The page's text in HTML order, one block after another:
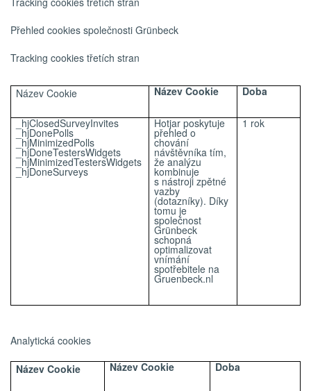
Přehled cookies společnosti Grünbeck
Tracking cookies třetích stran
Název Cookie Název Cookie Doba
_hjClosedSurveyInvites
_hjDonePolls
_hjMinimizedPolls
_hjDoneTestersWidgets
_hjMinimizedTestersWidgets
_hjDoneSurveys
Hotjar poskytuje
přehled o
chování
návštěvníka tím,
že analýzu
kombinuje
s nástroji zpětné
vazby
(dotazníky). Díky
tomu je
společnost
Grünbeck
schopná
optimalizovat
vnímání
spotřebitele na
Gruenbeck.nl
1 rok
Analytická cookies
Název Cookie Název Cookie Doba